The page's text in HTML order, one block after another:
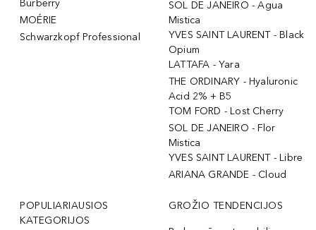
Burberry
MOÉRIE
Schwarzkopf Professional
SOL DE JANEIRO - Agua
Mistica
YVES SAINT LAURENT - Black
Opium
LATTAFA - Yara
THE ORDINARY - Hyaluronic
Acid 2% + B5
TOM FORD - Lost Cherry
SOL DE JANEIRO - Flor
Mistica
YVES SAINT LAURENT - Libre
ARIANA GRANDE - Cloud
POPULIARIAUSIOS
KATEGORIJOS
GROŽIO TENDENCIJOS